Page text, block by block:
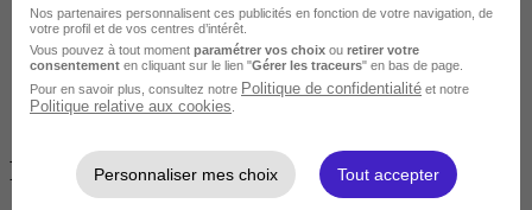
Programme
Nos partenaires personnalisent ces publicités en fonction de votre navigation, de
votre profil et de vos centres d’intérêt.
Vous pouvez à tout moment paramétrer vos choix ou retirer votre
consentement en cliquant sur le lien "Gérer les traceurs" en bas de page.
Pour en savoir plus, consultez notre Politique de confidentialité et notre
Politique relative aux cookies
Personnaliser mes choix Tout accepter